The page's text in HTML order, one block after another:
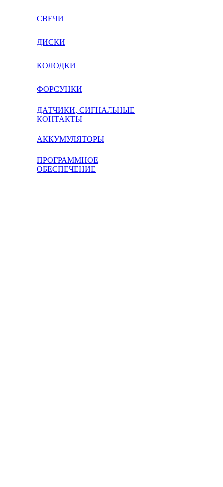
СВЕЧИ
ДИСКИ
КОЛОДКИ
ФОРСУНКИ
ДАТЧИКИ, СИГНАЛЬНЫЕ
КОНТАКТЫ
АККУМУЛЯТОРЫ
ПРОГРАММНОЕ
ОБЕСПЕЧЕНИЕ